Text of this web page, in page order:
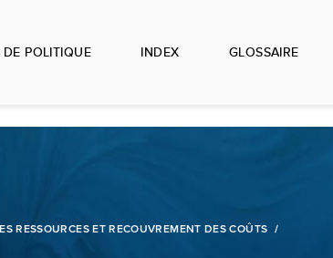
POLITIQUE INDEX GLOSSAIRE
RESSOURCES ET RECOUVREMENT DES COÛTS